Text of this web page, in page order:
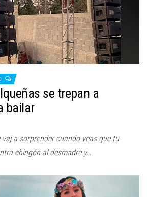
se trepan a
bailar
a sorprender cuando veas que tu
chingón al desmadre y…